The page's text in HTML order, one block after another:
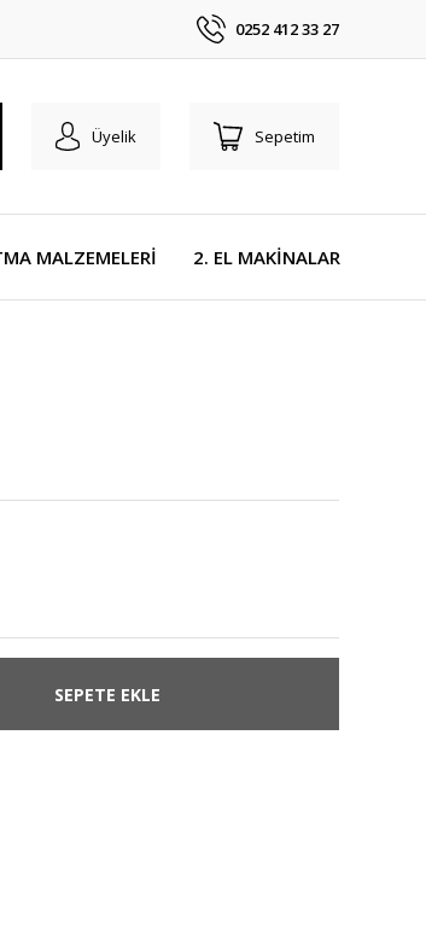
0252 412 33 27
Üyelik Sepetim
MALZEMELERİ 2. EL MAKİNALAR
SEPETE EKLE